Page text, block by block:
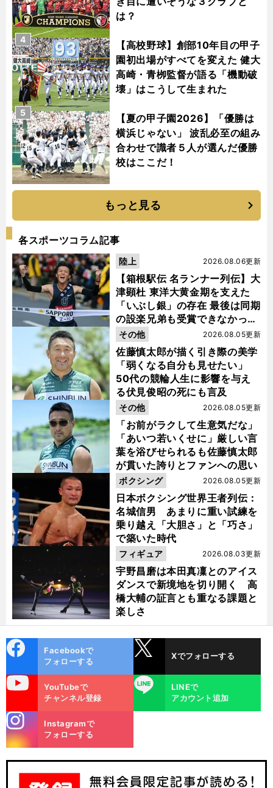
は？
【高校野球】創部10年目の甲子
園初出場がすべてを変えた 健大
高崎・青栁監督が語る「機動破
壊」はこうして生まれた
4
【夏の甲子園2026】「優勝は
横浜じゃない」 波乱必至の組み
合わせで識者５人が選んだ優勝
校はここだ！
5
もっと見る
各スポーツコラム記事
【箱根駅伝 名ランナー列伝】大
津顕杜 東洋大黄金期を支えた
「いぶし銀」の存在 最後は同期
の設楽兄弟も受賞できなかった
金栗杯に輝く
2026.08.06更新
陸上
佐藤慎太郎が描く引き際の美学
「弱くなる自分も見せたい」
50代の競輪人生に影響を与え
る伏見俊昭の死にも言及
2026.08.05更新
その他
「お前がラクして生意気だな」
「あいつ若いくせに」厳しい言
葉を浴びせられるも佐藤慎太郎
が貫いた誇りとファンへの思い
2026.08.05更新
その他
日本ボクシング世界王者列伝：
名城信男 あまりに重い試練を
乗り越え「大胆さ」と「巧さ」
で築いた時代
2026.08.05更新
ボクシング
宇野昌磨は本田真凜とのアイス
ダンスで新境地を切り開く 高
橋大輔の証言とも重なる課題と
楽しさ
2026.08.03更新
フィギュア
ok
Facebookで
フォローする
Xでフォローする
YouTubeで
チャンネル登録
LINE
LINEで
アカウント追加
m
Instagramで
フォローする